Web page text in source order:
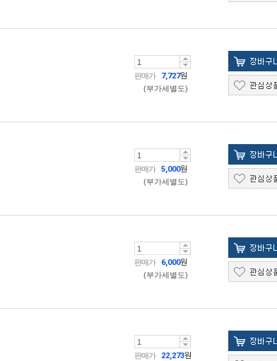
판매가 7,727원
(부가세별도)
판매가 5,000원
(부가세별도)
판매가 6,000원
(부가세별도)
판매가 22,273원